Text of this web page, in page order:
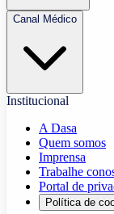
Canal Médico
Institucional
A Dasa
Quem somos
Imprensa
Trabalhe
Portal de
Política de